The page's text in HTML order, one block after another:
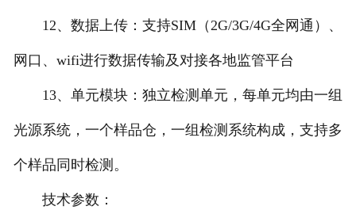
12、数据上传：支持SIM（2G/3G/4G全网通）、
网口、wifi进行数据传输及对接各地监管平台
13、单元模块：独立检测单元，每单元均由一组
光源系统，一个样品仓，一组检测系统构成，支持多
个样品同时检测。
技术参数：